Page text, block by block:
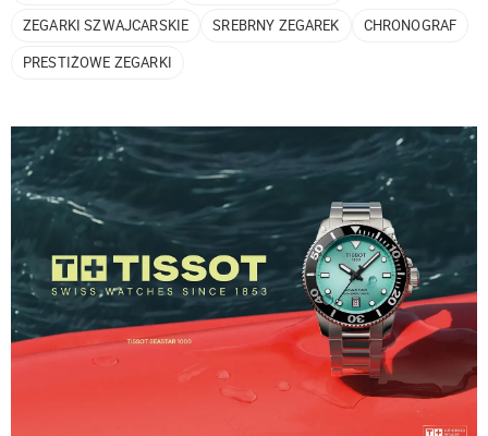
ZEGARKI SZWAJCARSKIE
SREBRNY ZEGAREK
CHRONOGRAF
PRESTIŻOWE ZEGARKI